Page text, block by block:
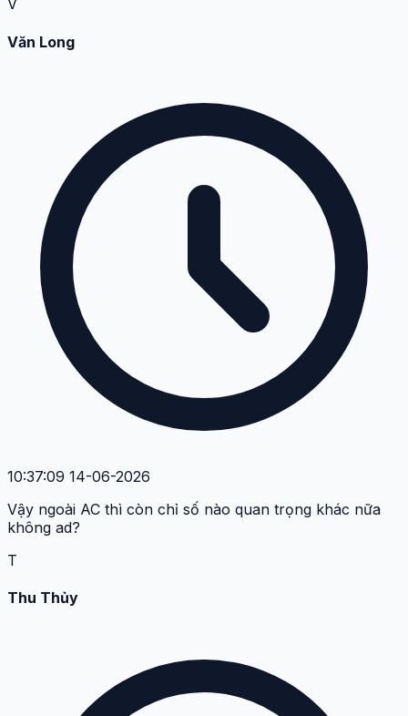
V
Văn Long
10:37:09 14-06-2026
Vậy ngoài AC thì còn chỉ số nào quan trọng khác nữa
không ad?
T
Thu Thủy